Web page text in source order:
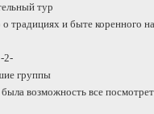
тур
традициях и быте коренного
-2-
группы
возможность все